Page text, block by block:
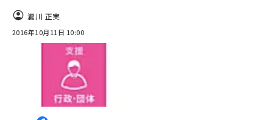
瀧川 正実
2016年10月11日 10:00